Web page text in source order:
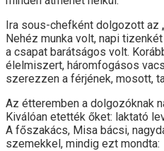
Ira sous-chefként dolgozott az
Nehéz munka volt, napi
a csapat barátságos volt.
élelmiszert, háromfogásos
szerezzen a férjének, mosott,
Az étteremben a dolgozóknak
Kiválóan etették őket: laktató
A főszakács, Misa bácsi,
szemekkel, mindig ezt mondta: